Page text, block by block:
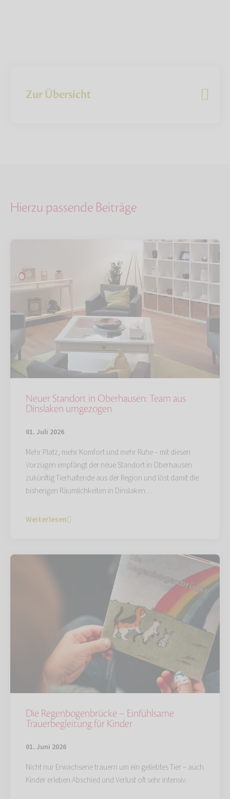
Zur Übersicht
Hierzu passende Beiträge
Neuer Standort in Oberhausen: Team aus
Dinslaken umgezogen
01. Juli 2026
Mehr Platz, mehr Komfort und mehr Ruhe – mit diesen
Vorzügen empfängt der neue Standort in Oberhausen
zukünftig Tierhaltende aus der Region und löst damit die
bisherigen Räumlichkeiten in Dinslaken…
Weiterlesen
Die Regenbogenbrücke – Einfühlsame
Trauerbegleitung für Kinder
01. Juni 2026
Nicht nur Erwachsene trauern um ein geliebtes Tier – auch
Kinder erleben Abschied und Verlust oft sehr intensiv.